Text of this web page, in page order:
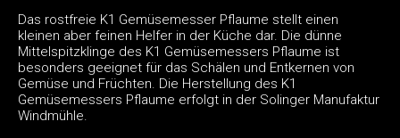
Das rostfreie K1 Gemüsemesser Pflaume stellt einen
kleinen aber feinen Helfer in der Küche dar. Die dünne
Mittelspitzklinge des K1 Gemüsemessers Pflaume ist
besonders geeignet für das Schälen und Entkernen von
Gemüse und Früchten. Die Herstellung des K1
Gemüsemessers Pflaume erfolgt in der Solinger Manufaktur
Windmühle.